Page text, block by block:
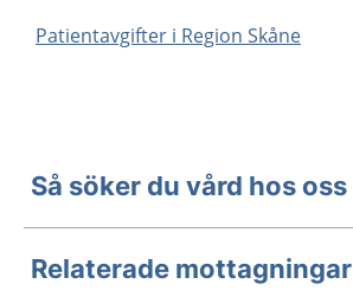
Patientavgifter i Region Skåne
Så söker du vård hos oss
Relaterade mottagningar